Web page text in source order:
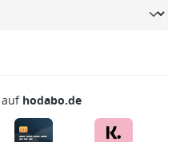
auf hodabo.de